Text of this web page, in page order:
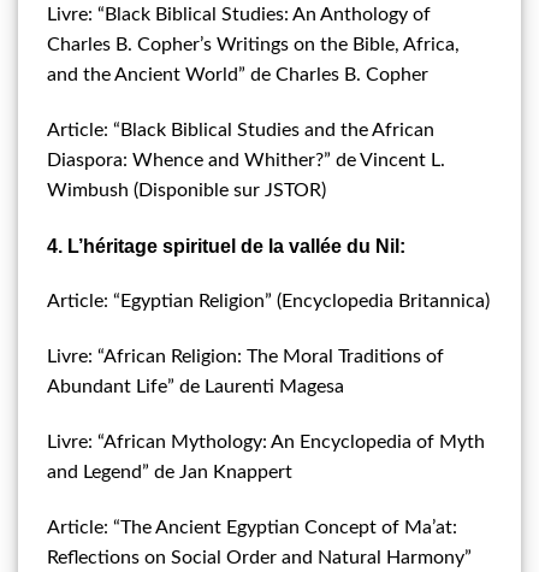
Livre: “Black Biblical Studies: An Anthology of
Charles B. Copher’s Writings on the Bible, Africa,
and the Ancient World” de Charles B. Copher
Article: “Black Biblical Studies and the African
Diaspora: Whence and Whither?” de Vincent L.
Wimbush (Disponible sur JSTOR)
4. L’héritage spirituel de la vallée du Nil:
Article: “Egyptian Religion” (Encyclopedia Britannica)
Livre: “African Religion: The Moral Traditions of
Abundant Life” de Laurenti Magesa
Livre: “African Mythology: An Encyclopedia of Myth
and Legend” de Jan Knappert
Article: “The Ancient Egyptian Concept of Ma’at:
Reflections on Social Order and Natural Harmony”